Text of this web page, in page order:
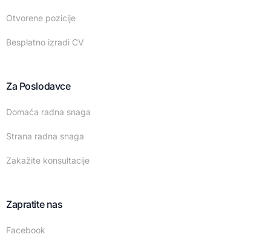
Otvorene pozicije
Besplatno izradi CV
Za Poslodavce
Domaća radna snaga
Strana radna snaga
Zakažite konsultacije
Zapratite nas
Facebook